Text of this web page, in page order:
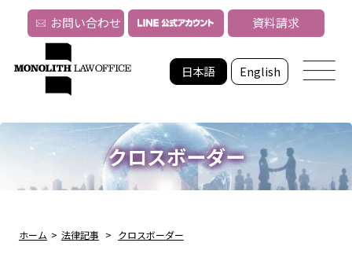
日本語 English
お問い合わせ 資料請求
クロスボーダー
ホーム > 法律記事 > クロスボーダー